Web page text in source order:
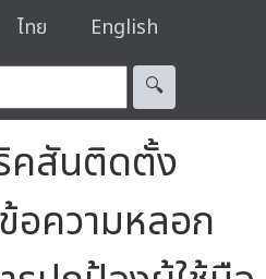
ไทย English
🔍︎
คสันติดตั้ง
อความหลอก